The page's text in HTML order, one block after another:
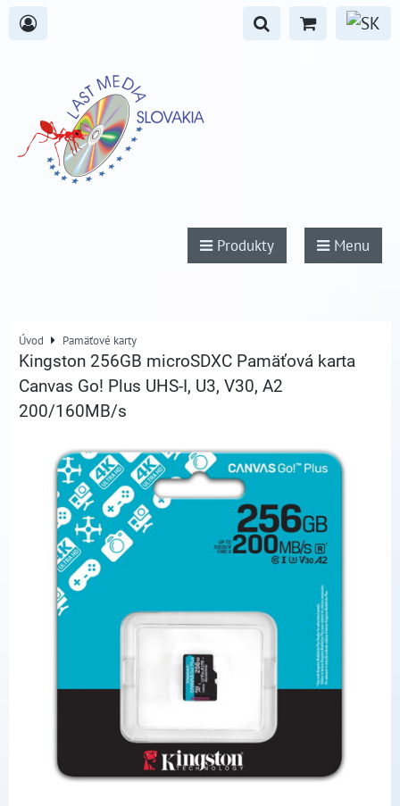
Produkty Menu
Úvod Pamäťové karty
Kingston 256GB microSDXC Pamäťová karta
Canvas Go! Plus UHS-I, U3, V30, A2
200/160MB/s